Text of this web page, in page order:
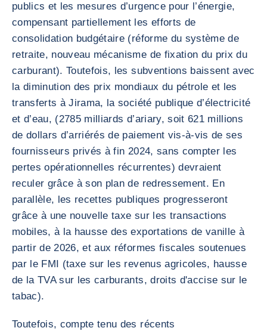
publics et les mesures d’urgence pour l’énergie,
compensant partiellement les efforts de
consolidation budgétaire (réforme du système de
retraite, nouveau mécanisme de fixation du prix du
carburant). Toutefois, les subventions baissent avec
la diminution des prix mondiaux du pétrole et les
transferts à Jirama, la société publique d’électricité
et d’eau, (2785 milliards d’ariary, soit 621 millions
de dollars d’arriérés de paiement vis-à-vis de ses
fournisseurs privés à fin 2024, sans compter les
pertes opérationnelles récurrentes) devraient
reculer grâce à son plan de redressement. En
parallèle, les recettes publiques progresseront
grâce à une nouvelle taxe sur les transactions
mobiles, à la hausse des exportations de vanille à
partir de 2026, et aux réformes fiscales soutenues
par le FMI (taxe sur les revenus agricoles, hausse
de la TVA sur les carburants, droits d'accise sur le
tabac).
Toutefois, compte tenu des récents